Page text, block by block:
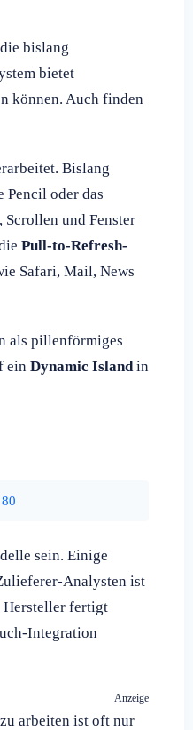
bislang
bietet
können. Auch finden
Bislang
oder das
und Fenster
Pull-to-Refresh-
Safari, Mail, News
als pillenförmiges
ein Dynamic Island in
sein. Einige
Analysten ist
Hersteller fertigt
Integration
Anzeige
arbeiten ist oft nur